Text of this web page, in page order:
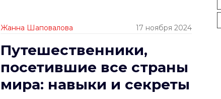
Жанна Шаповалова 17 ноября 2024
Путешественники,
посетившие все страны
мира: навыки и секреты